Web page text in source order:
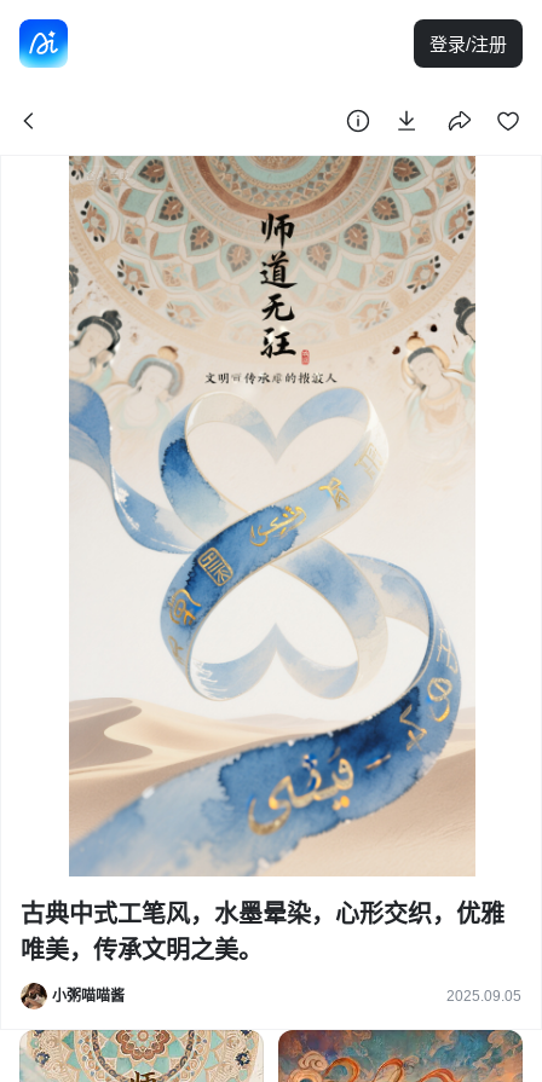
登录/注册
古典中式工笔风，水墨晕染，心形交织，优雅
唯美，传承文明之美。
小粥喵喵酱 2025.09.05